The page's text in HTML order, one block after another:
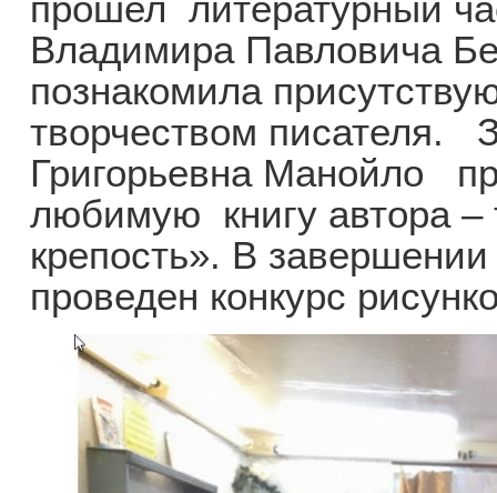
прошел литературный
Владимира Павловича
познакомила
творчеством
Григорьевна Манойло
любимую книгу автора
крепость». В
проведен конкурс